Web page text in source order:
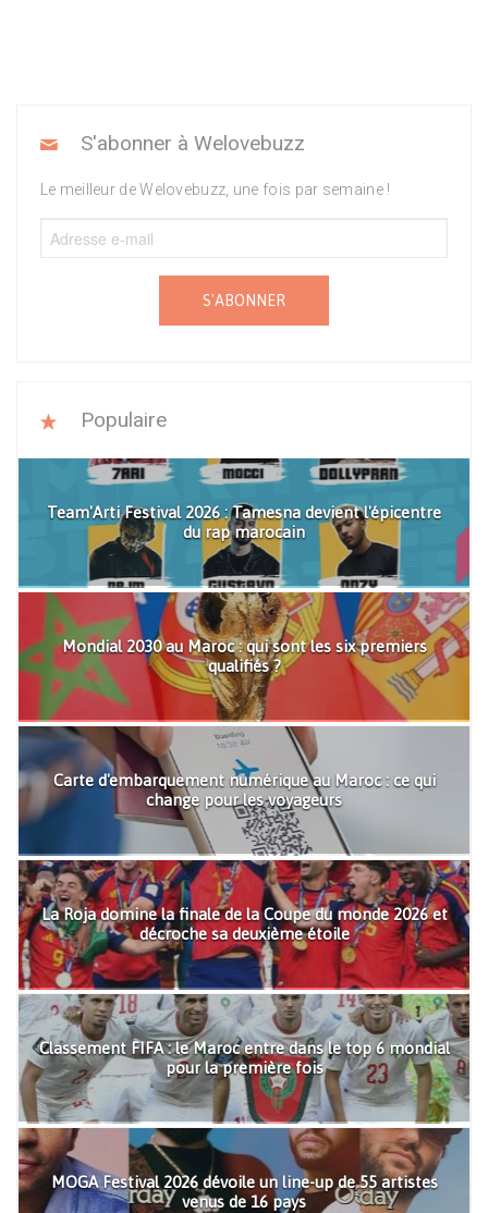
S'abonner à Welovebuzz
Le meilleur de Welovebuzz, une fois par semaine !
S'ABONNER
Populaire
Team'Arti Festival 2026 : Tamesna devient l'épicentre
du rap marocain
Mondial 2030 au Maroc : qui sont les six premiers
qualifiés ?
Carte d'embarquement numérique au Maroc : ce qui
change pour les voyageurs
La Roja domine la finale de la Coupe du monde 2026 et
décroche sa deuxième étoile
Classement FIFA : le Maroc entre dans le top 6 mondial
pour la première fois
MOGA Festival 2026 dévoile un line-up de 55 artistes
venus de 16 pays